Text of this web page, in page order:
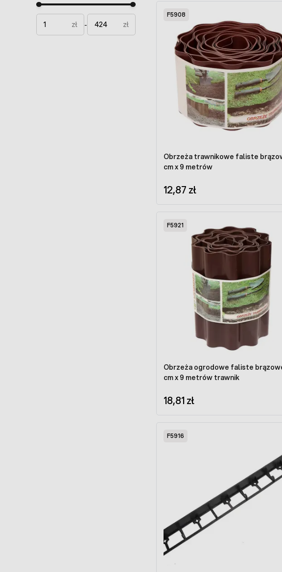
Minimal price
Maximum price
zł
- zł
F5908
Obrzeża trawnikowe faliste
cm x 9 metrów
12,87 zł
F5921
Obrzeża ogrodowe faliste
cm x 9 metrów trawnik
18,81 zł
F5916